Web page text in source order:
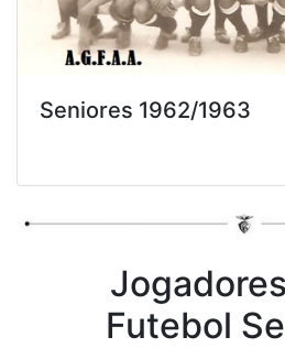
Seniores 1962/1963
Futebol